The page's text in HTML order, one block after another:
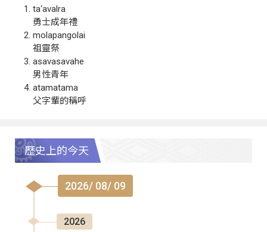
ta‘avalra
勇士成年禮
molapangolai
祖靈祭
asavasavahe
男性青年
atamatama
父字輩的稱呼
歷史上的今天
2026/ 08/ 09
2026